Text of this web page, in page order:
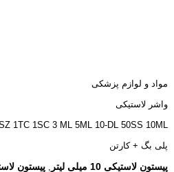
مواد و لوازم پزشکی
واشر لاستیکی
1TC 1SC 3 ML 5ML 10-DL 50SS 10ML
پلی بگ + کارتن
پیستون لاستیکی 10 میلی لیتر , پیستون لاستیکی 3